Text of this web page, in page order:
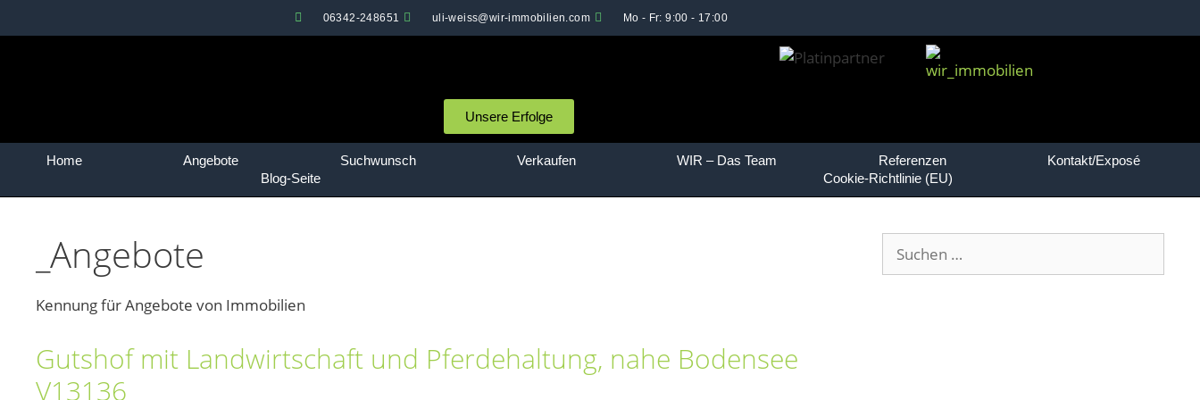
06342-248651 uli-weiss@wir-immobilien.com Mo - Fr: 9:00 - 17:00
Unsere Erfolge
Home Angebote Suchwunsch Verkaufen WIR – Das Team Referenzen
Kontakt/Exposé
Blog-Seite
Cookie-Richtlinie (EU)
_Angebote
Kennung für Angebote von Immobilien
Gutshof mit Landwirtschaft und Pferdehaltung, nahe Bodensee
V13136